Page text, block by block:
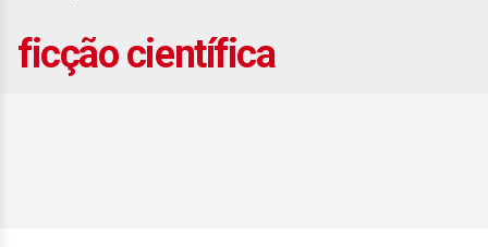
ficção científica